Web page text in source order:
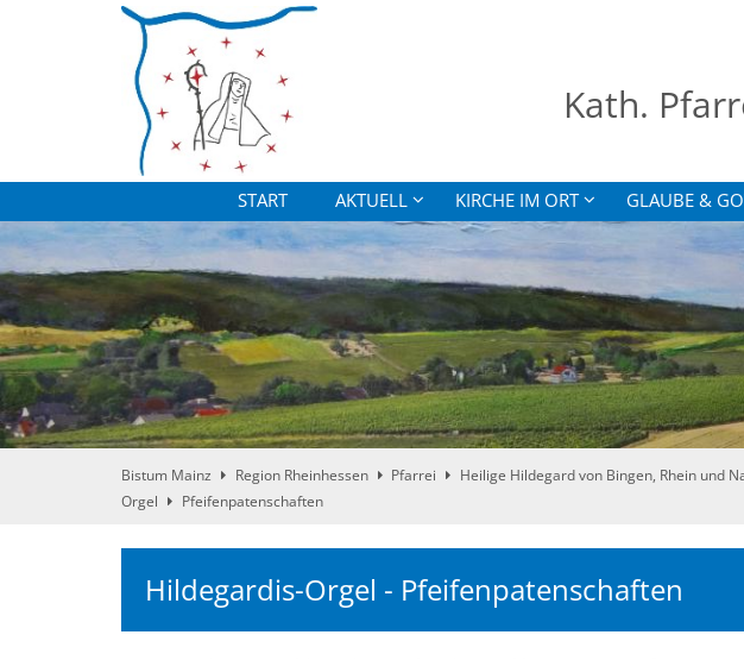
Zum Inhalt springen
Kath.
START AKTUELL KIRCHE IM ORT GLAUBE &
Bistum Mainz Region Rheinhessen Pfarrei Heilige Hildegard von Bingen, Rhein und
Orgel
Pfeifenpatenschaften
Hildegardis-Orgel - Pfeifenpatenschaften